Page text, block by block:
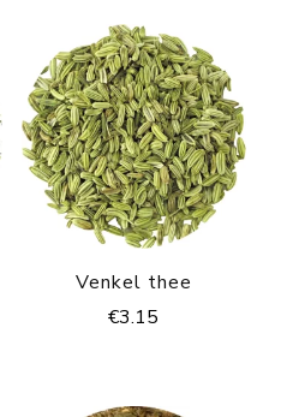
Venkel thee
€3.15